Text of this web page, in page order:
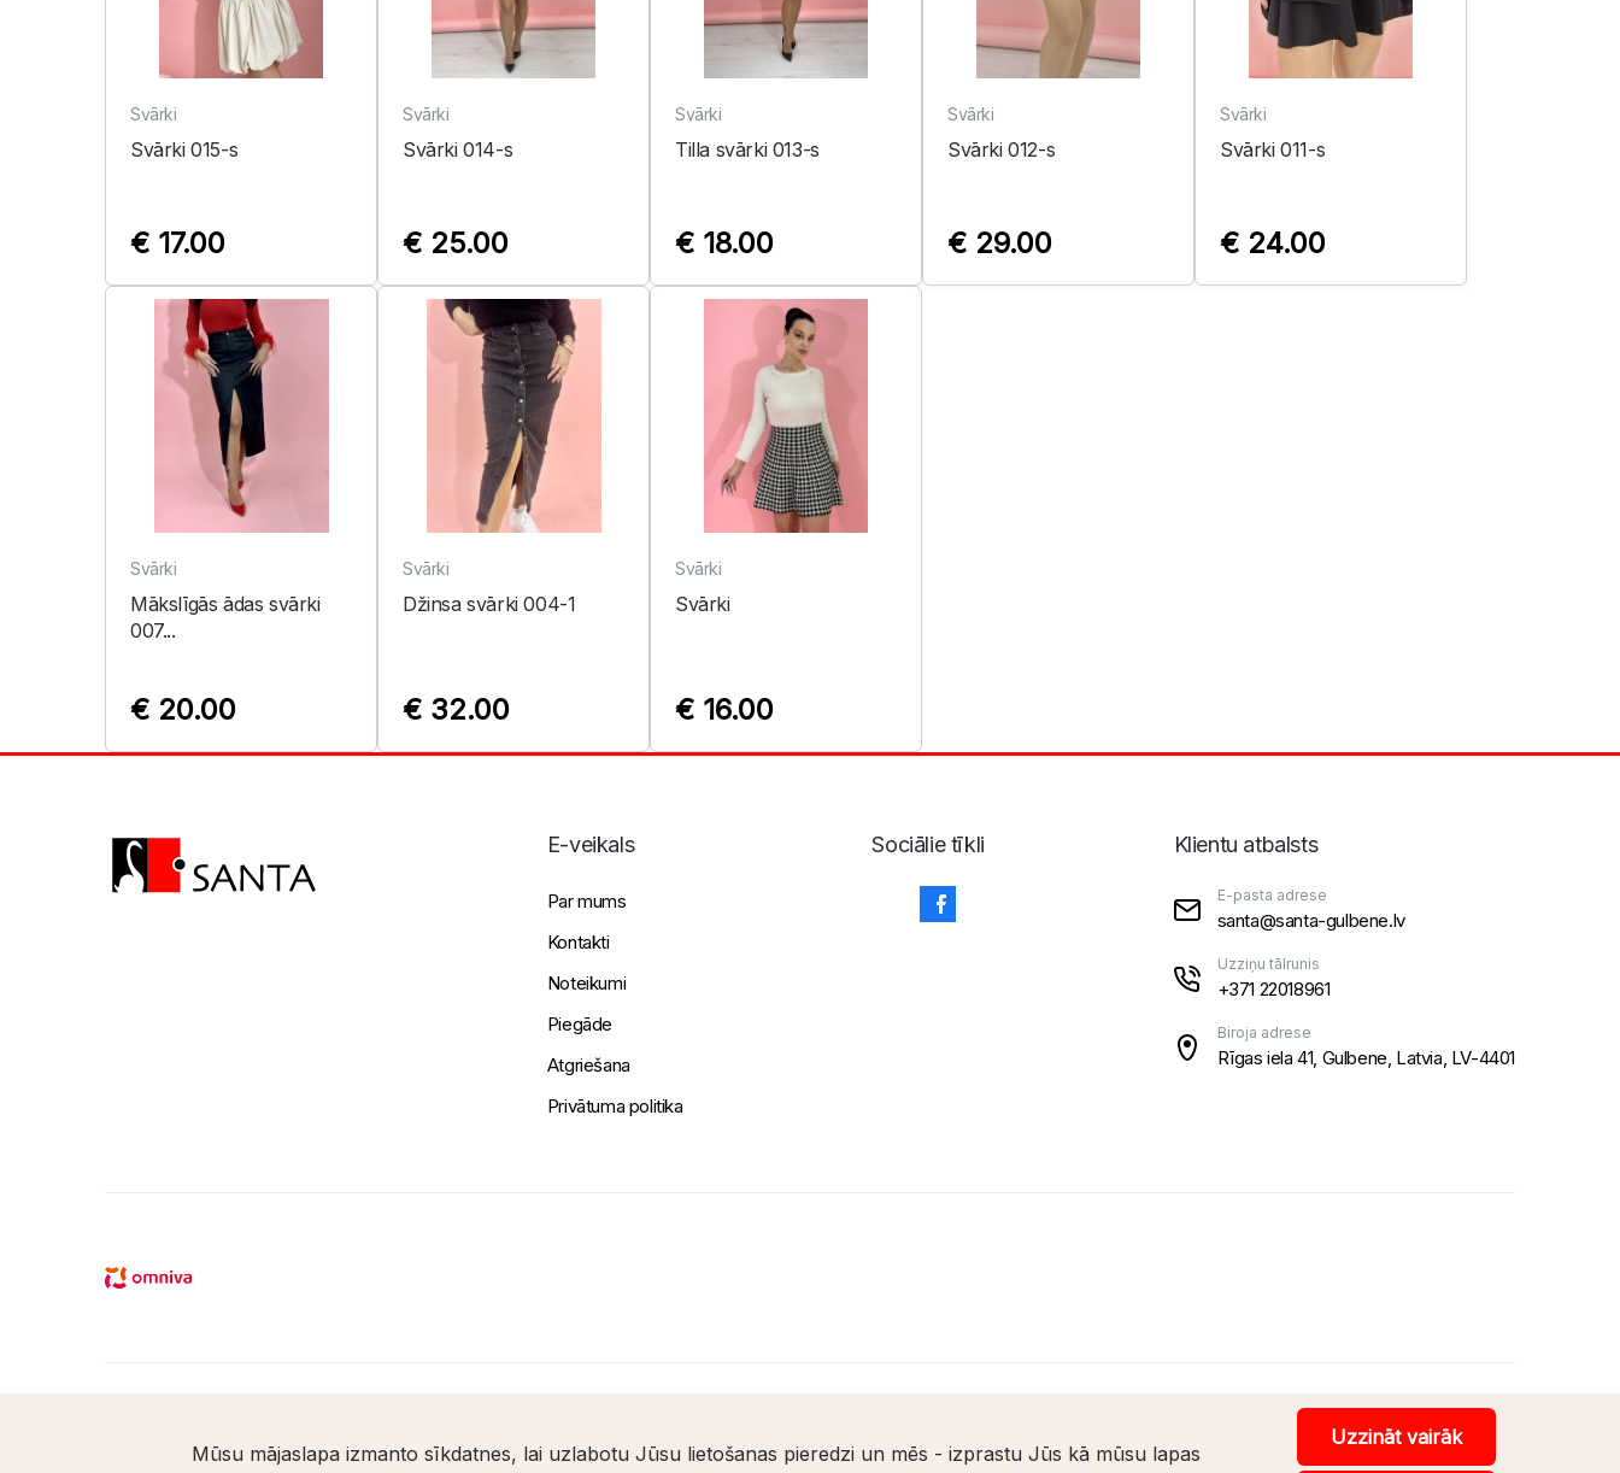
Svārki
Svārki 015-s
€ 17.00
Svārki
Svārki 014-s
€ 25.00
Svārki
Tilla svārki 013-s
€ 18.00
Svārki
Svārki 012-s
€ 29.00
Svārki
Svārki 011-s
€ 24.00
Svārki
Mākslīgās ādas svārki
007...
€ 20.00
Svārki
Džinsa svārki 004-1
€ 32.00
Svārki
Svārki
€ 16.00
E-veikals
Par mums
Kontakti
Noteikumi
Piegāde
Atgriešana
Privātuma politika
Sociālie tīkli Klientu atbalsts
E-pasta adrese
santa@santa-gulbene.lv
Uzziņu tālrunis
+371 22018961
Biroja adrese
Rīgas iela 41, Gulbene, Latvia, LV-4401
© Santaveikals 2026. Visas tiesības aizsargātas. Uz lapas augšu
Mūsu mājaslapa izmanto sīkdatnes, lai uzlabotu Jūsu lietošanas pieredzi un mēs - izprastu Jūs kā mūsu lapas
Uzzināt vairāk